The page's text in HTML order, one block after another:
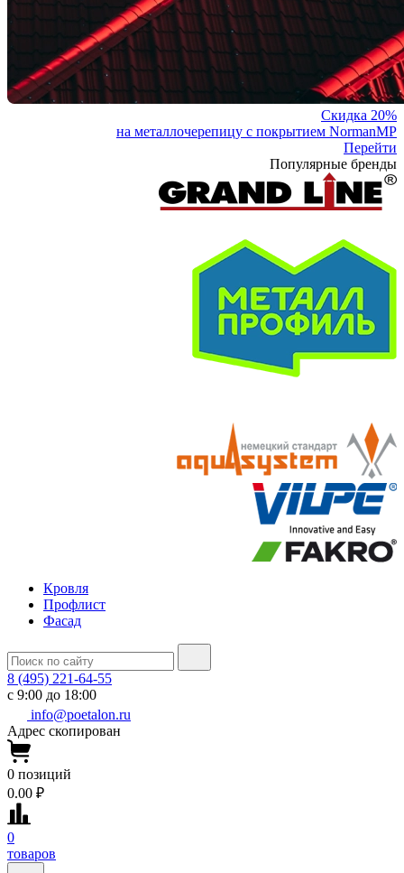
Скидка 20%
на металлочерепицу с покрытием NormanMP
Перейти
Популярные бренды
Кровля
Профлист
Фасад
8 (495) 221-64-55
с 9:00 до 18:00
info@poetalon.ru
Адрес скопирован
0 позиций
0.00 ₽
0
товаров